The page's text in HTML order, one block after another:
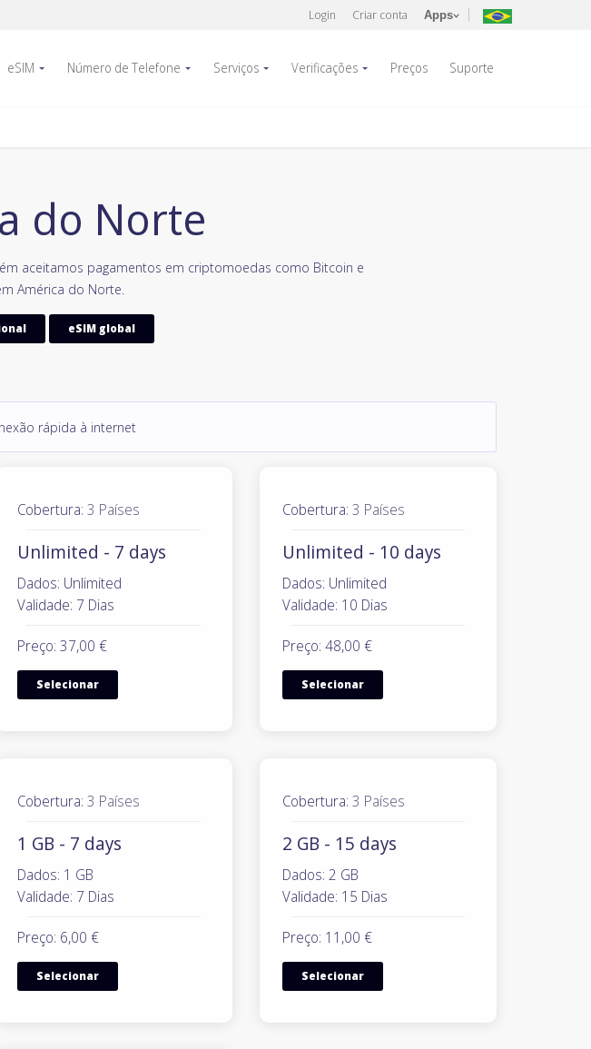
Login Criar conta Apps
eSIM Número de Telefone Serviços Verificações Preços Suporte
do Norte
aceitamos pagamentos em criptomoedas como Bitcoin e
América do Norte.
eSIM global
rápida à internet
Cobertura: 3 Países
Unlimited - 7 days
Dados: Unlimited
Validade: 7 Dias
Preço: 37,00 €
Selecionar
Cobertura: 3 Países
Unlimited - 10 days
Dados: Unlimited
Validade: 10 Dias
Preço: 48,00 €
Selecionar
Cobertura: 3 Países
1 GB - 7 days
Dados: 1 GB
Validade: 7 Dias
Preço: 6,00 €
Selecionar
Cobertura: 3 Países
2 GB - 15 days
Dados: 2 GB
Validade: 15 Dias
Preço: 11,00 €
Selecionar